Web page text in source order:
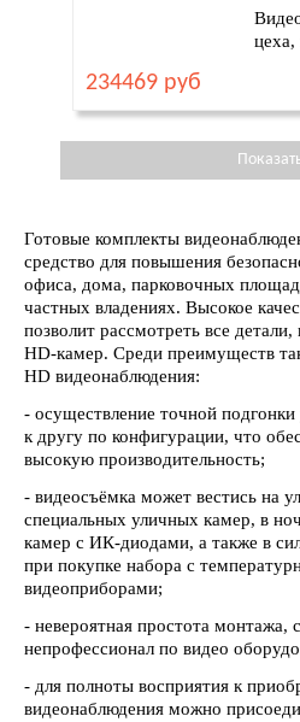
цеха,
234469 руб
Готовые комплекты
средство для повышения
офиса, дома, парковочных
частных владениях. Высокое
позволит рассмотреть все
HD-камер. Среди преимуществ
HD видеонаблюдения:
- осуществление точной подгонки
к другу по конфигурации, что
высокую производительность;
- видеосъёмка может вестись на
специальных уличных камер, в
камер с ИК-диодами, а также в
при покупке набора с
видеоприборами;
- невероятная простота монтажа,
непрофессионал по видео
- для полноты восприятия к
видеонаблюдения можно